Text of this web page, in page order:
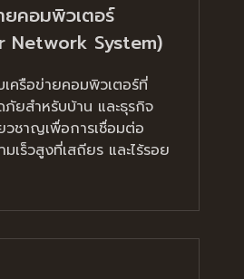
ยคอมพิวเตอร์
Network System)
เครือข่ายคอมพิวเตอร์ที่
ยสำหรับบ้าน และธุรกิจ
ชาญเพื่อการเชื่อมต่อ
มเร็วสูงที่เสถียร และไร้รอย